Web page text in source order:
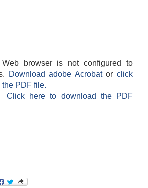
Web browser is not configured to
Download adobe Acrobatorclick
the PDF file.
Click here to download the PDF